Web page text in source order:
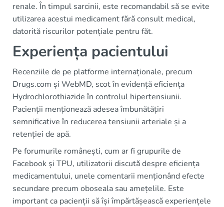
renale. În timpul sarcinii, este recomandabil să se evite
utilizarea acestui medicament fără consult medical,
datorită riscurilor potențiale pentru făt.
Experiența pacientului
Recenziile de pe platforme internaționale, precum
Drugs.com și WebMD, scot în evidență eficiența
Hydrochlorothiazide în controlul hipertensiunii.
Pacienții menționează adesea îmbunătățiri
semnificative în reducerea tensiunii arteriale și a
retenției de apă.
Pe forumurile românești, cum ar fi grupurile de
Facebook și TPU, utilizatorii discută despre eficiența
medicamentului, unele comentarii menționând efecte
secundare precum oboseala sau amețelile. Este
important ca pacienții să își împărtășească experiențele